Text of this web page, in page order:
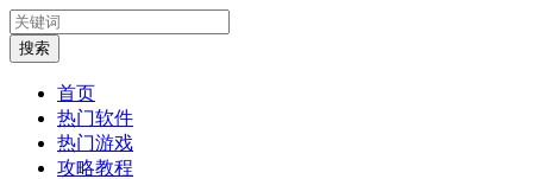
首页
热门软件
热门游戏
攻略教程